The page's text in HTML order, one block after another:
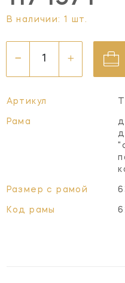
В наличии: 1 шт.
Артикул
Рама
Размер с рамой
Код рамы